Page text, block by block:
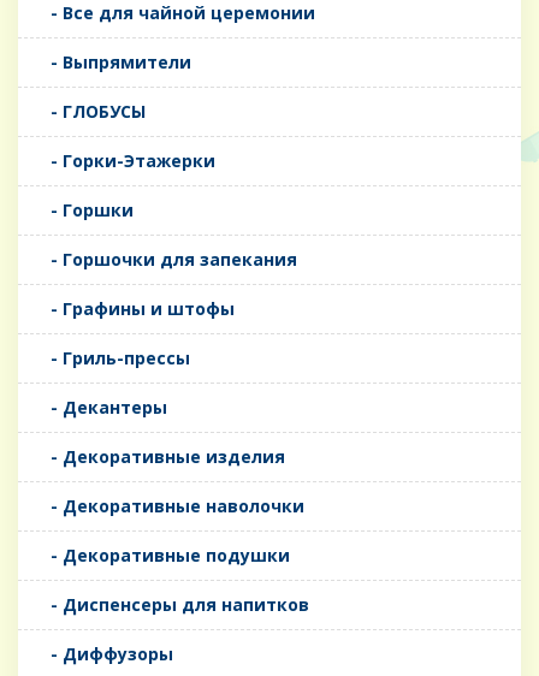
- Все для чайной церемонии
- Выпрямители
- ГЛОБУСЫ
- Горки-Этажерки
- Горшки
- Горшочки для запекания
- Графины и штофы
- Гриль-прессы
- Декантеры
- Декоративные изделия
- Декоративные наволочки
- Декоративные подушки
- Диспенсеры для напитков
- Диффузоры